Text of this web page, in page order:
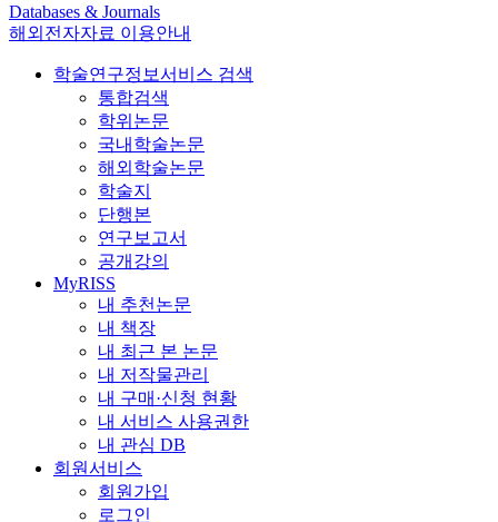
Databases & Journals
해외전자자료 이용안내
학술연구정보서비스 검색
통합검색
학위논문
국내학술논문
해외학술논문
학술지
단행본
연구보고서
공개강의
MyRISS
내 추천논문
내 책장
내 최근 본 논문
내 저작물관리
내 구매·신청 현황
내 서비스 사용권한
내 관심 DB
회원서비스
회원가입
로그인